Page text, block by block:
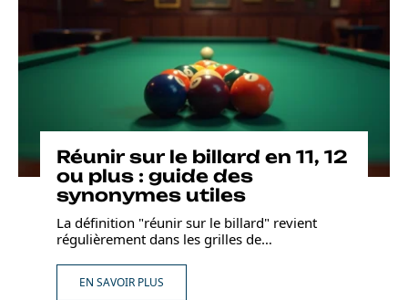
Réunir sur le billard en 11, 12
ou plus : guide des
synonymes utiles
La définition "réunir sur le billard" revient
régulièrement dans les grilles de…
EN SAVOIR PLUS